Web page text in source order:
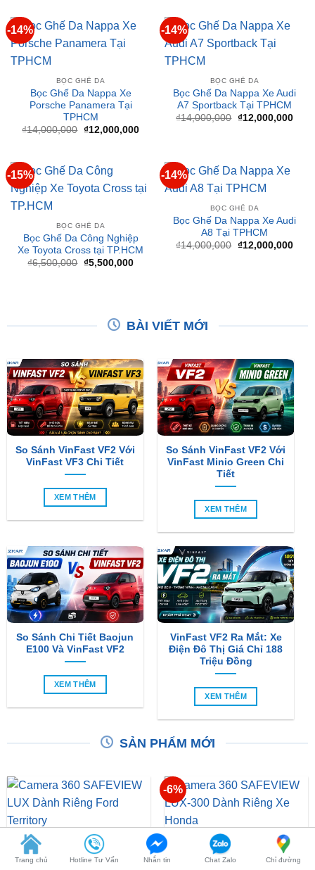
BỌC GHẾ DA
Bọc Ghế Da Nappa Xe
TPHCM
14,000,000 Giá
gốc
là:
₫14,000,000.
₫ 12,000,000
₫12,000,000.
BỌC GHẾ DA
Bọc Ghế Da Nappa Xe Audi
14,000,000 Giá
gốc
là:
₫14,000,000.
₫12,000,000
hiện
tại
BỌC GHẾ DA
Bọc Ghế Da Công Nghiệp
6,500,000 Giá
gốc
là:
₫6,500,000.
₫5,500,000
hiện
tại
là:
₫5,500,000.
BỌC GHẾ DA
Bọc Ghế Da Nappa Xe Audi
A8 Tại TPHCM
14,000,000 Giá
gốc
là:
₫14,000,000.
₫12,000,000
hiện
tại
So Sánh VinFast VF2 Với
VinFast VF3 Chi Tiết
XEM THÊM
So Sánh VinFast VF2 Với
VinFast Minio Green Chi
Tiết
XEM THÊM
So Sánh Chi Tiết Baojun
E100 Và VinFast VF2
XEM THÊM
VinFast VF2 Ra Mắt: Xe
Điện Đô Thị Giá Chỉ 188
Triệu Đồng
XEM THÊM
SẢN PHẨM MỚI
Camera 360 SAFEVIEW
LUX Dành Cho Ford
Territory
15,500,000
Camera 360 Dành Riêng
Cho Xe Honda CRV
16,500,000 15,500,000
tại
Trang chủ Hotline Tư Vấn Nhắn tin Chat Zalo Chỉ đường